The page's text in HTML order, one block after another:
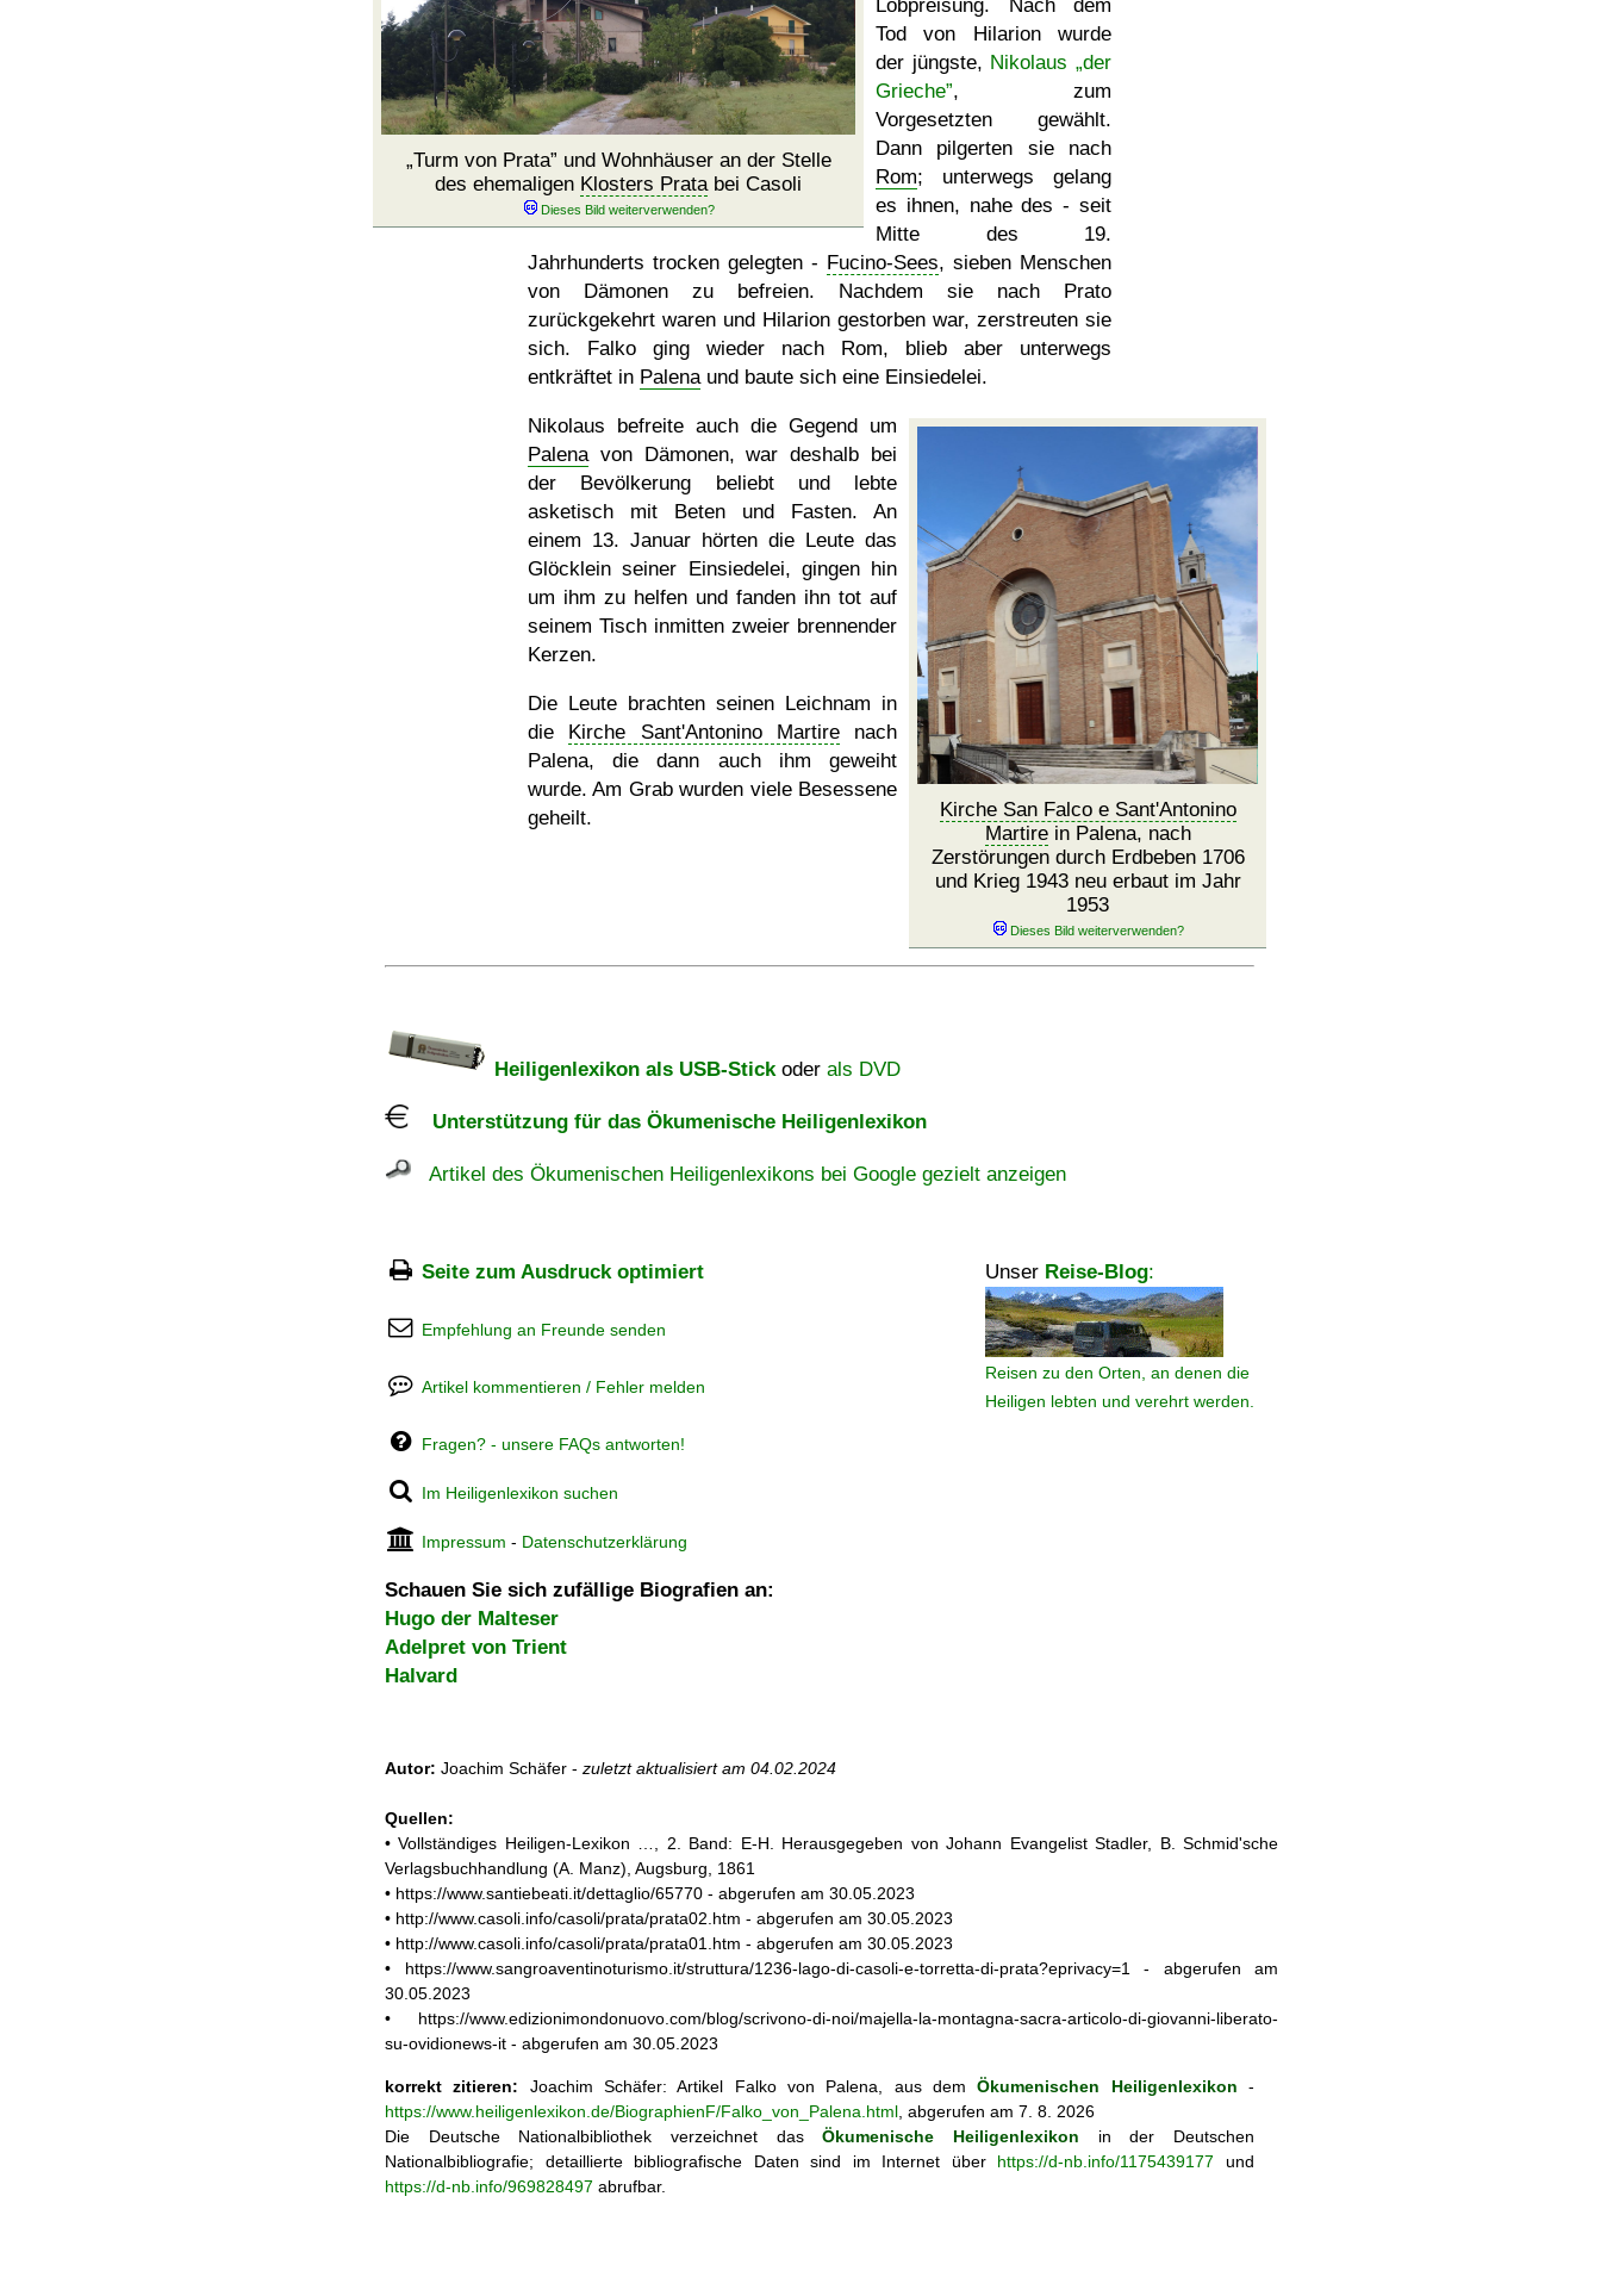
Turm von Prata
und Wohnhäuser an der Stelle
des ehemaligen Klosters Pratabei Casoli
Lobpreisung. Nach dem
Tod von Hilarion wurde
der jüngste, Nikolaus der
Grieche , zum
Vorgesetzten gewählt.
Dann pilgerten sie nach
Rom; unterwegs gelang
es ihnen, nahe des - seit
Mitte des 19.
Jahrhunderts trocken gelegten - Fucino-Sees, sieben Menschen
von Dämonen zu befreien. Nachdem sie nach Prato
zurückgekehrt waren und Hilarion gestorben war, zerstreuten sie
sich. Falko ging wieder nach Rom, blieb aber unterwegs
entkräftet in Palenaund baute sich eine Einsiedelei.
Kirche San Falco e Sant'Antonino
Martirein Palena, nach
Zerstörungen durch Erdbeben 1706
und Krieg 1943 neu erbaut im Jahr
1953
Nikolaus befreite auch die Gegend um
Palenavon Dämonen, war deshalb bei
der Bevölkerung beliebt und lebte
asketisch mit Beten und Fasten. An
einem 13. Januar hörten die Leute das
Glöcklein seiner Einsiedelei, gingen hin
um ihm zu helfen und fanden ihn tot auf
seinem Tisch inmitten zweier brennender
Kerzen.
Die Leute brachten seinen Leichnam in
die Kirche Sant'Antonino Martirenach
Palena, die dann auch ihm geweiht
wurde. Am Grab wurden viele Besessene
geheilt.
Heiligenlexikon als USB-Stickoder als DVD
Unterstützung für das Ökumenische Heiligenlexikon
Artikel des Ökumenischen Heiligenlexikons bei Google gezielt anzeigen
Seite zum Ausdruck optimiert Unser Reise-Blog:
Reisen zu den Orten, an denen die
Heiligen lebten und verehrt werden.
Empfehlung an Freunde senden
Artikel kommentieren / Fehler melden
Fragen? - unsere FAQs antworten!
Im Heiligenlexikon suchen
Impressum - Datenschutzerklärung
Schauen Sie sich zufällige Biografien an:
Hugo der Malteser
Adelpret von Trient
Halvard
Autor: Joachim Schäfer - zuletzt aktualisiert am 04.02.2024
Quellen:
• Vollständiges Heiligen-Lexikon …, 2. Band: E-H. Herausgegeben von Johann Evangelist Stadler, B. Schmid'sche
Verlagsbuchhandlung (A. Manz), Augsburg, 1861
• https://www.santiebeati.it/dettaglio/65770 - abgerufen am 30.05.2023
• http://www.casoli.info/casoli/prata/prata02.htm - abgerufen am 30.05.2023
• http://www.casoli.info/casoli/prata/prata01.htm - abgerufen am 30.05.2023
• https://www.sangroaventinoturismo.it/struttura/1236-lago-di-casoli-e-torretta-di-prata?eprivacy=1 - abgerufen am
30.05.2023
• https://www.edizionimondonuovo.com/blog/scrivono-di-noi/majella-la-montagna-sacra-articolo-di-giovanni-liberato-
su-ovidionews-it - abgerufen am 30.05.2023
korrekt zitieren: Joachim Schäfer: Artikel Falko von Palena, aus demÖkumenischen Heiligenlexikon -
https://www.heiligenlexikon.de/BiographienF/Falko_von_Palena.html , abgerufen am 7. 8. 2026
Die Deutsche Nationalbibliothek verzeichnet dasÖkumenische Heiligenlexikon in der Deutschen
Nationalbibliografie; detaillierte bibliografische Daten sind im Internet über https://d-nb.info/1175439177 und
https://d-nb.info/969828497 abrufbar.